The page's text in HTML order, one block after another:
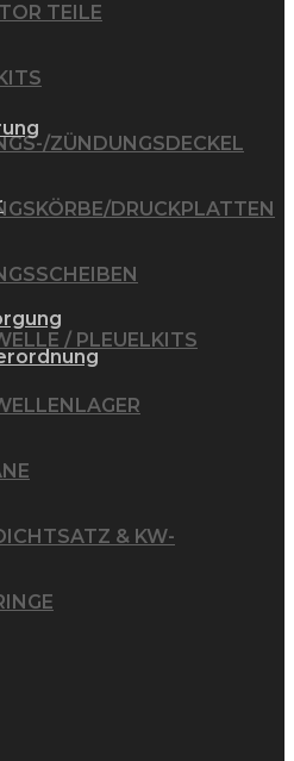
TEILE
ZÜNDUNGSDECKEL
DRUCKPLATTEN
/ PLEUELKITS
& KW-